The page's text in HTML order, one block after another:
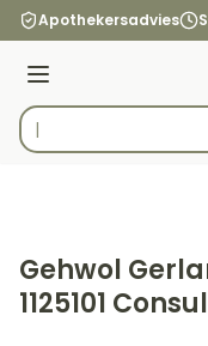
Ga naar de inhoud
Apothekersadvies
Menu
Product, merk,
Gehwol
1125101